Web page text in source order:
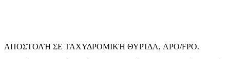
ΑΠΟΣΤΟΛΉ ΣΕ ΤΑΧΥΔΡΟΜΙΚΉ ΘΥΡΊΔΑ, APO/FPO.